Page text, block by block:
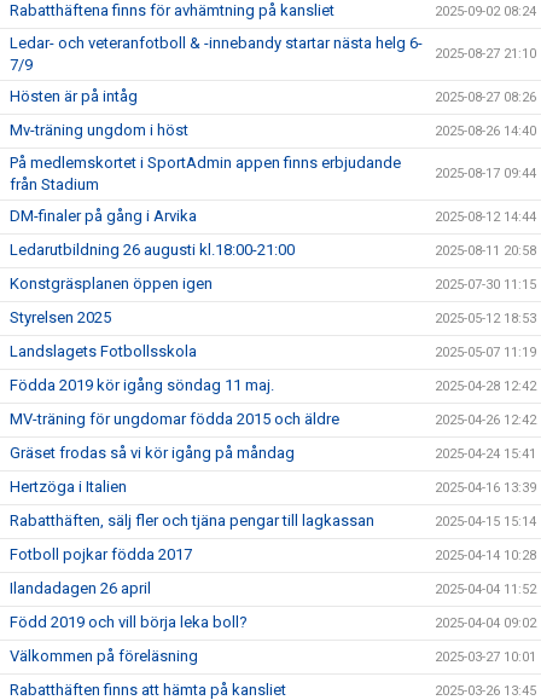
Rabatthäftena finns för avhämtning på kansliet 2025-09-02 08:24
Ledar- och veteranfotboll & -innebandy startar nästa helg 6-
7/9
2025-08-27 21:10
Hösten är på intåg 2025-08-27 08:26
Mv-träning ungdom i höst 2025-08-26 14:40
På medlemskortet i SportAdmin appen finns erbjudande
från Stadium
2025-08-17 09:44
DM-finaler på gång i Arvika 2025-08-12 14:44
Ledarutbildning 26 augusti kl.18:00-21:00 2025-08-11 20:58
Konstgräsplanen öppen igen 2025-07-30 11:15
Styrelsen 2025 2025-05-12 18:53
Landslagets Fotbollsskola 2025-05-07 11:19
Födda 2019 kör igång söndag 11 maj. 2025-04-28 12:42
MV-träning för ungdomar födda 2015 och äldre 2025-04-26 12:42
Gräset frodas så vi kör igång på måndag 2025-04-24 15:41
Hertzöga i Italien 2025-04-16 13:39
Rabatthäften, sälj fler och tjäna pengar till lagkassan 2025-04-15 15:14
Fotboll pojkar födda 2017 2025-04-14 10:28
Ilandadagen 26 april 2025-04-04 11:52
Född 2019 och vill börja leka boll? 2025-04-04 09:02
Välkommen på föreläsning 2025-03-27 10:01
Rabatthäften finns att hämta på kansliet 2025-03-26 13:45